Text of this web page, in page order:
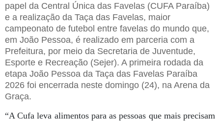
papel da Central Única das Favelas (CUFA Paraíba)
e a realização da Taça das Favelas, maior
campeonato de futebol entre favelas do mundo que,
em João Pessoa, é realizado em parceria com a
Prefeitura, por meio da Secretaria de Juventude,
Esporte e Recreação (Sejer). A primeira rodada da
etapa João Pessoa da Taça das Favelas Paraíba
2026 foi encerrada neste domingo (24), na Arena da
Graça.
“A Cufa leva alimentos para as pessoas que mais precisam